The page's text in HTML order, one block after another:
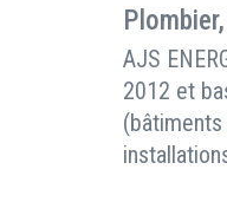
AJS
2012 et